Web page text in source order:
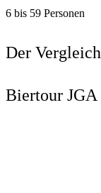
6 bis 59 Personen
Der Vergleich
Biertour JGA